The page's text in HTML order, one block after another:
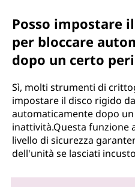
Posso impostare
per bloccare
dopo un certo
Sì, molti strumenti di
impostare il disco rigido
automaticamente dopo
inattività.Questa funzione
livello di sicurezza
dell'unità se lasciati